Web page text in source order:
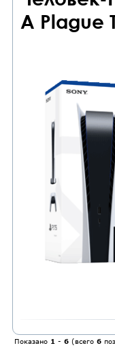
A Plague
Показано 1 - 6 (всего 6